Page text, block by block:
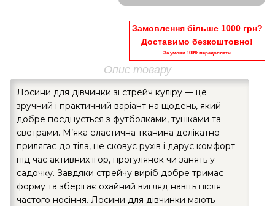
Замовлення більше 1000 грн?
Доставимо безкоштовно!
За умови 100% передоплати
Опис товару
Лосини для дівчинки зі стрейч куліру — це
зручний і практичний варіант на щодень, який
добре поєднується з футболками, туніками та
светрами. М’яка еластична тканина делікатно
прилягає до тіла, не сковує рухів і дарує комфорт
під час активних ігор, прогулянок чи занять у
садочку. Завдяки стрейчу виріб добре тримає
форму та зберігає охайний вигляд навіть після
частого носіння. Лосини для дівчинки мають